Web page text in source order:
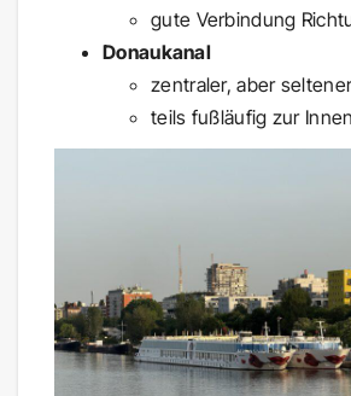
gute Verbindung
Donaukanal
zentraler, aber
teils fußläufig zur